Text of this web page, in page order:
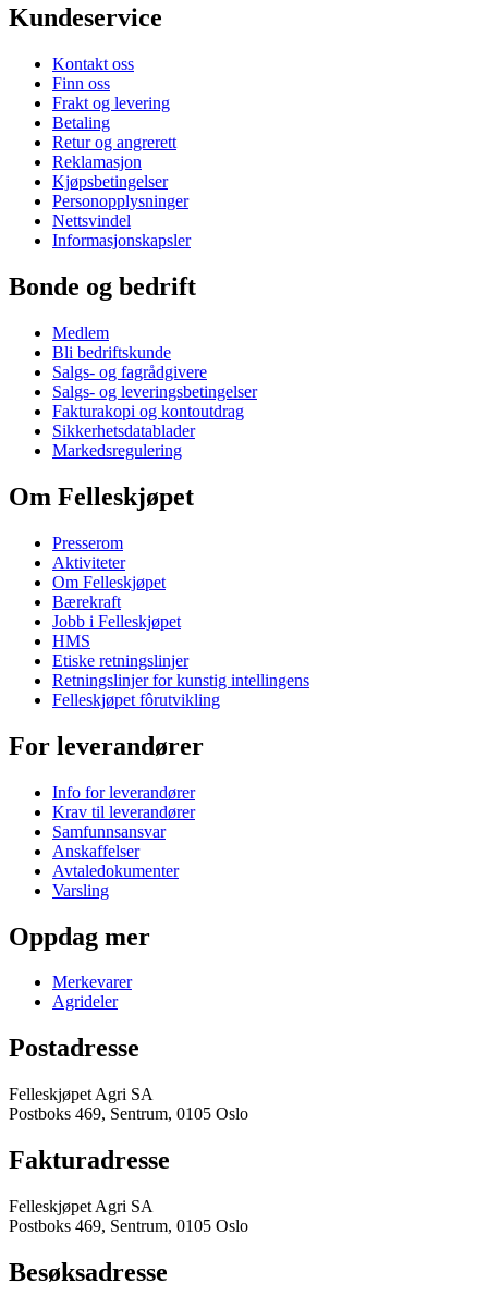
Kundeservice
Kontakt oss
Finn oss
Frakt og levering
Betaling
Retur og angrerett
Reklamasjon
Kjøpsbetingelser
Personopplysninger
Nettsvindel
Informasjonskapsler
Bonde og bedrift
Medlem
Bli bedriftskunde
Salgs- og fagrådgivere
Salgs- og leveringsbetingelser
Fakturakopi og kontoutdrag
Sikkerhetsdatablader
Markedsregulering
Om Felleskjøpet
Presserom
Aktiviteter
Om Felleskjøpet
Bærekraft
Jobb i Felleskjøpet
HMS
Etiske retningslinjer
Retningslinjer for kunstig intellingens
Felleskjøpet fôrutvikling
For leverandører
Info for leverandører
Krav til leverandører
Samfunnsansvar
Anskaffelser
Avtaledokumenter
Varsling
Oppdag mer
Merkevarer
Agrideler
Postadresse
Felleskjøpet Agri SA
Postboks 469, Sentrum, 0105 Oslo
Fakturadresse
Felleskjøpet Agri SA
Postboks 469, Sentrum, 0105 Oslo
Besøksadresse